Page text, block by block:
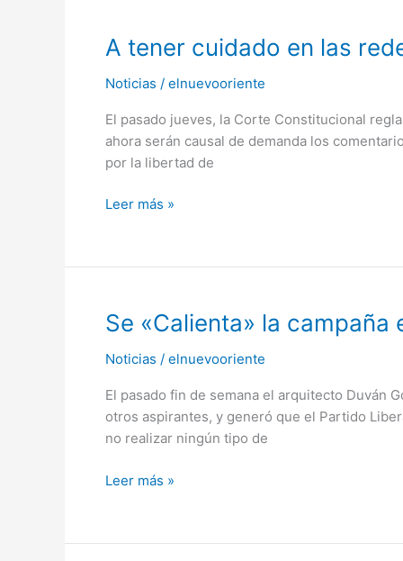
A tener cuidado en las
Noticias / elnuevooriente
El pasado jueves, la Corte Constitucional
ahora serán causal de demanda los
por la libertad de
A
cuidado
las
redes
sociales.
Leer más »
Se «Calienta» la campaña
Noticias / elnuevooriente
El pasado fin de semana el arquitecto Duván
otros aspirantes, y generó que el Partido
no realizar ningún tipo de
Se
la
en
Sácama
Leer más »